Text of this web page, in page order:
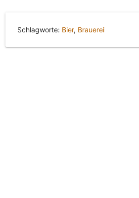
Schlagworte: Bier, Brauerei